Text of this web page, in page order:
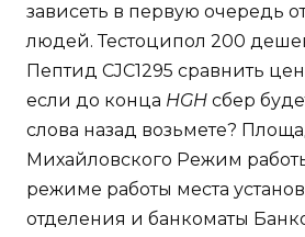
зависеть в первую очередь
людей. Тестоципол 200
Пептид CJC1295 сравнить
если до конца HGH сбер
слова назад возьмете?
Михайловского Режим
режиме работы места
отделения и банкоматы